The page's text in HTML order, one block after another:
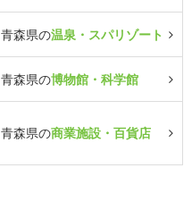
青森県の温泉・スパリゾート
青森県の博物館・科学館
青森県の商業施設・百貨店